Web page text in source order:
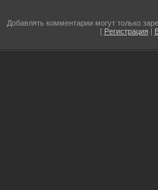
Добавлять комментарии могут только
[ Регистрация|